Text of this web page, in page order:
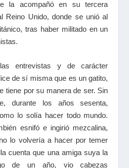
la acompañó en su tercera
Reino Unido, donde se unió al
tras haber militado en un
entrevistas y de carácter
de sí misma que es un gatito,
tiene por su manera de ser. Sin
durante los años sesenta,
lo solía hacer todo mundo.
esnifó e ingirió mezcalina,
lo volvería a hacer por temer
cuenta que una amiga suya la
de un año, vio cabezas